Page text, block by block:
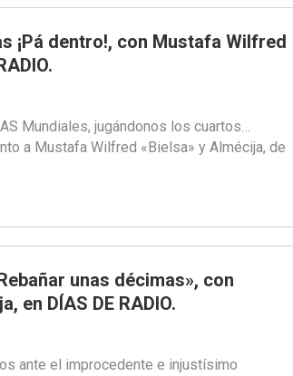
¡Pá dentro!, con Mustafa Wilfred
Mundiales, jugándonos los cuartos…
a Mustafa Wilfred «Bielsa» y Almécija, de
unas décimas», con
en DÍAS DE RADIO.
ante el improcedente e injustísimo